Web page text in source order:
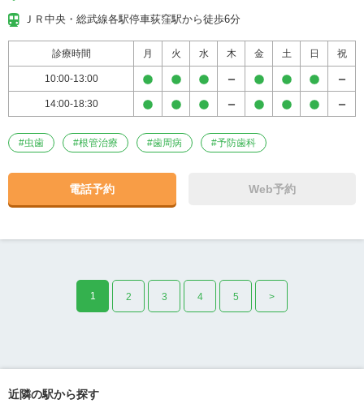
ＪＲ中央・総武線各駅停車荻窪駅から徒歩6分
診療時間 月 火 水 木 金 土 日 祝
10:00-13:00
14:00-18:30
#虫歯 #根管治療 #歯周病 #予防歯科
電話予約 Web予約
1 2 3 4 5 >
近隣の駅から探す